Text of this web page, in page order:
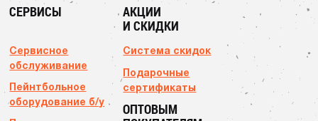
СЕРВИСЫ
Сервисное
обслуживание
Пейнтбольное
оборудование б/у
АКЦИИ
И СКИДКИ
Система скидок
Подарочные
сертификаты
ОПТОВЫМ